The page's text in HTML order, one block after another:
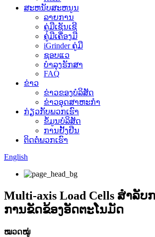
ສະຫນັບສະຫນູນ
ລາຍການ
ຄູ່ມືເຊັນເຊີ
ຄູ່ມືເຄື່ອງມື
iGrinder ຄູ່​ມື
ຊອບແວ
ບໍາລຸງຮັກສາ
FAQ
ຂ່າວ
ຂ່າວຂອງບໍລິສັດ
ຂ່າວອຸດສາຫະກໍາ
ກ່ຽວກັບພວກເຮົາ
ຂໍ້ມູນບໍລິສັດ
ການຢັ້ງຢືນ
ຕິດຕໍ່ພວກເຮົາ
English
Multi-axis Load Cells ສໍາລັ
ການຂັດຂ້ອງອັດຕະໂນມັດ
ໝວດໝູ່